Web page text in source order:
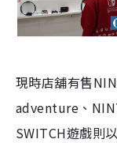
現時店舖有售
adventure 、
SWITCH遊戲則以